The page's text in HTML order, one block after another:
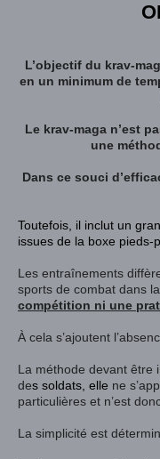
L’objectif du krav-
en un minimum de
Le krav-maga n’est
une
Dans ce souci
Toutefois, il inclut un
issues de la boxe pieds-
Les entraînements
sports de combat dans
compétition ni une
À cela s’ajoutent
La méthode devant être
des soldats , elle ne
particulières et n’est
La simplicité est